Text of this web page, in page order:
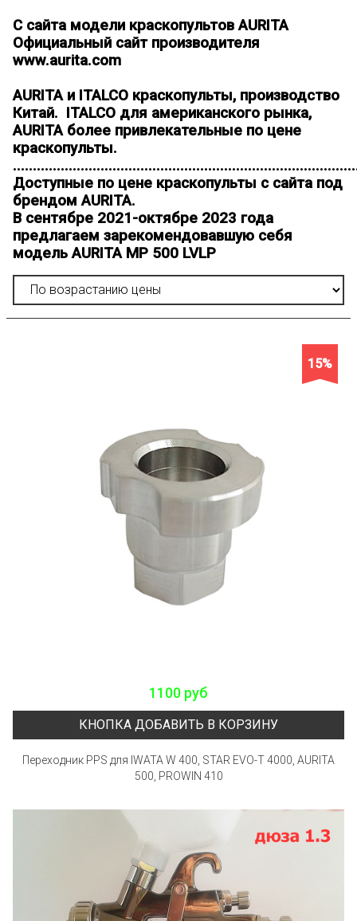
С сайта модели краскопультов AURITA
Официальный сайт производителя
www.aurita.com
AURITA и ITALCO краскопульты, производство
Китай. ITALCO для американского рынка,
AURITA более привлекательные по цене
краскопульты.
Доступные по цене краскопульты c cайта под
брендом AURITA.
В сентябре 2021-октябре 2023 года
предлагаем зарекомендовавшую себя
модель AURITA MP 500 LVLP
15%
1100 руб
КНОПКА ДОБАВИТЬ В КОРЗИНУ
Переходник PPS для IWATA W 400, STAR EVO-T 4000, AURITA
500, PROWIN 410